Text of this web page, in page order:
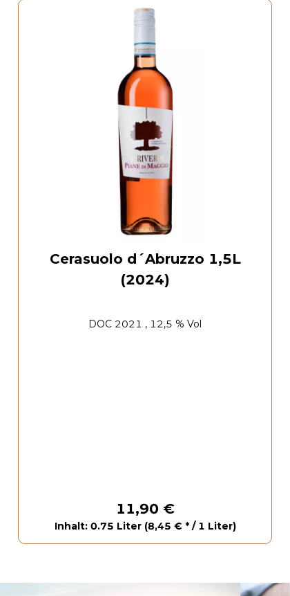
Cerasuolo d´Abruzzo 1,5L
(2024)
DOC 2021 , 12,5 % Vol
11,90 €
Inhalt: 0.75 Liter (8,45 € * / 1 Liter)